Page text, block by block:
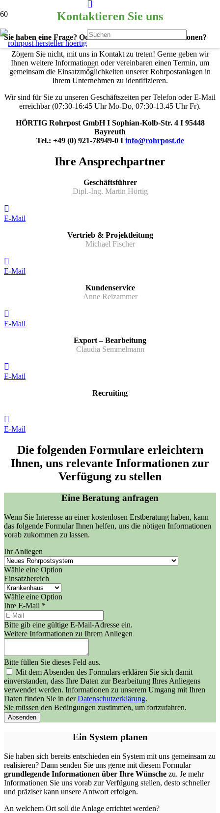
Kontaktieren Sie uns
Sie haben eine Frage? Oder möchten weitere Informationen?
Zögern Sie nicht, mit uns in Kontakt zu treten! Gerne geben wir
Ihnen weitere Informationen oder vereinbaren einen Termin, um
gemeinsam die Einsatzmöglichkeiten unserer Rohrpostanlagen in
Ihrem Unternehmen zu identifizieren.
Wir sind für Sie zu unseren Geschäftszeiten per Telefon oder E-Mail
erreichbar (07:30-16:45 Uhr Mo-Do, 07:30-13.45 Uhr Fr).
HÖRTIG Rohrpost GmbH Ι Sophian-Kolb-Str. 4 Ι 95448
Bayreuth
Tel.: +49 (0) 921-78949-0 Ι info@rohrpost.de
Ihre Ansprechpartner
Geschäftsführer
Dipl.-Ing. Martin Hörtig
E-Mail
Vertrieb & Projektleitung
Michael Fischer
E-Mail
Kundenservice
Anne Reizammer
E-Mail
Export – Bearbeitung
Claudia Semmelmann
E-Mail
Recruiting
E-Mail
Die folgenden Formulare erleichtern
Ihnen, uns relevante Informationen zur
Verfügung zu stellen
Eine Beratung anfragen
Wenn Sie Interesse an einer kostenlosen Erstberatung haben, kann
das folgende Formular Ihnen helfen, uns die nötigen Informationen
vorab zukommen zu lassen.
Ihr Anliegen
Wähle eine Option
Einsatzbereich
Wähle eine Option
Ihre E-Mail *
Bitte gib eine gültige E-Mail-Adresse ein.
Weitere Informationen zu Ihrem Anliegen
Bitte füllen Sie dieses Feld aus.
Mit dem Absenden des Formulars erklären Sie sich damit
einverstanden, dass Ihre Daten zur Bearbeitung Ihres Anliegens
verwendet werden. Informationen zu unserem Umgang mit Ihren
Daten finden Sie in derDatenschutzerklärung.
Sie müssen den Bedingungen zustimmen, um fortzufahren.
Absenden
Ein System planen
Sie haben sich bereits entschieden ein System mit uns gemeinsam zu
realisieren? Dann senden Sie uns gerne mit diesem Formular
grundlegende Informationen über Ihre Wünsche zu. Je mehr
Informationen Sie uns vorab zur Verfügung stellen, desto schneller
und präziser kann unsere Antwort erfolgen.
An welchem Ort soll die Anlage errichtet werden?